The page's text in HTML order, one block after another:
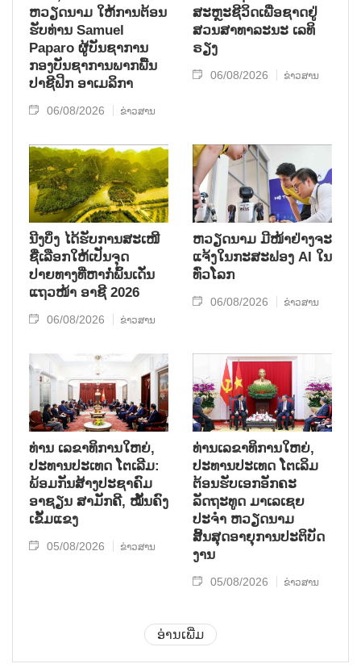
ຫວຽດ​ນາມ ໃຫ້​ການ​ຕ້ອນ​
ຮັບ​ທ່ານ Samuel
Paparo ຜູ້​ບັນ​ຊາ​ການ
ກອງ​ບັນ​ຊາ​ການພາກ​ພື້ນ​
ປາ​ຊີ​ຟິກ ອາ​ເມ​ລິ​ກາ
06/08/2026 ຂ່າວສານ
ສະຫຼະ​ຊີ​ວິດ​ເພື່ອ​ຊາດ​ຢູ່​
ສວນ​ສາ​ທາ​ລະ​ນະ ເລ​ທິ​
ຣຽງ
06/08/2026 ຂ່າວສານ
ນີງບິ່ງ ໄດ້ຮັບການສະເໜີ
ຊື່ເລືອກໃຫ້ເປັນຈຸດ
ປາຍທາງທີ່ຫາກໍ່ພົ້ນເດັ່ນ
ແຖວໜ້າ ອາຊີ 2026
06/08/2026 ຂ່າວສານ
ຫວຽດນາມ ມີໜ້າຢ່າງຈະ
ແຈ້ງໃນກະສະຟອງ AI ໃນ
ທົ່ວໂລກ
06/08/2026 ຂ່າວສານ
ທ່ານ ເລຂາທິການໃຫຍ່,
ປະທານປະເທດ ໂຕເລີມ:
ພ້ອມກັນສ້າງປະຊາຄົມ
ອາຊຽນ ສາມັກຄີ, ໝັ້ນຄົງ
ເຂັ້ມແຂງ
05/08/2026 ຂ່າວສານ
ທ່ານເລຂາທິການໃຫຍ່,
ປະທານປະເທດ ໂຕເລິມ
ຕ້ອນຮັບເອກອັກຄະ
ລັດຖະທູດ ມາເລເຊຍ
ປະຈຳ ຫວຽດນາມ
ສິ້ນສຸດອາຍຸການປະຕິບັດ
ງານ
05/08/2026 ຂ່າວສານ
ອ່ານເພີ່ມ